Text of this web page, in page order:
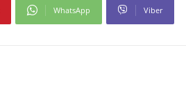
WhatsApp Viber